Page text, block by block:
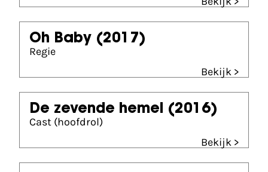
Oh Baby (2017)
Regie
Bekijk >
De zevende hemel (2016)
Cast (hoofdrol)
Bekijk >